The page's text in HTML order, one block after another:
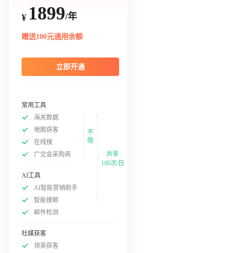
¥ 1899/年
赠送100元通用余额
立即开通
常用工具
海关数据
地图获客
在线搜
广交会采购商
不
限
AI工具
AI智能营销助手
智能搜邮
邮件检测
社媒获客
领英获客
共享
100次/日